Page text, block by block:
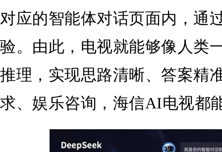
对应的智能体对话页面内，通
验。由此，电视就能够像人类
推理，实现思路清晰、答案精
求、娱乐咨询，海信AI电视都